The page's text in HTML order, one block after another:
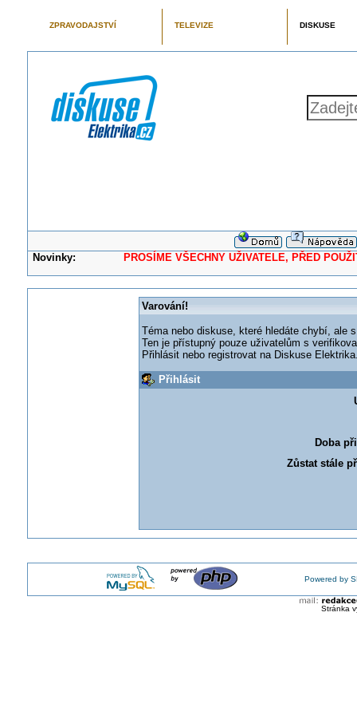
ZPRAVODAJSTVÍ TELEVIZE DISKUSE
Novinky: PROSÍME VŠECHNY UŽIVATELE, PŘED
Varování!
Téma nebo diskuse, které hledáte chybí, ale
Ten je přístupný pouze uživatelům s
Přihlásit nebo registrovat na Diskuse
Přihlásit
Doba
Zůstat stále
Powered by
Stránka